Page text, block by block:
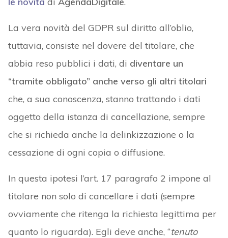
La vera novità del GDPR sul diritto all’oblio,
tuttavia, consiste nel dovere del titolare, che
abbia reso pubblici i dati, di diventare un
“tramite obbligato” anche verso gli altri titolari
che, a sua conoscenza, stanno trattando i dati
oggetto della istanza di cancellazione, sempre
che si richieda anche la delinkizzazione o la
cessazione di ogni copia o diffusione.
In questa ipotesi l’art. 17 paragrafo 2 impone al
titolare non solo di cancellare i dati (sempre
ovviamente che ritenga la richiesta legittima per
quanto lo riguarda). Egli deve anche, “tenuto